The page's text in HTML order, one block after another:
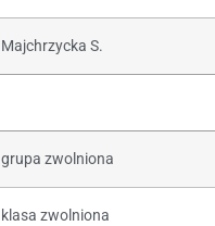
Majchrzycka S.
grupa zwolniona
klasa zwolniona